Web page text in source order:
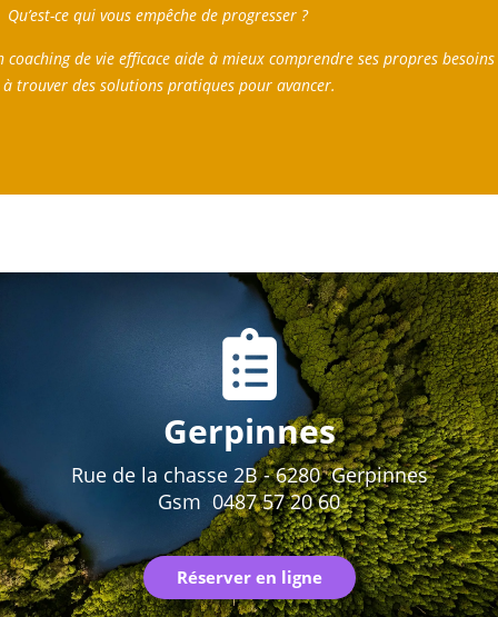
Qu’est-ce qui vous empêche de progresser ?
coaching de vie efficace aide à mieux comprendre ses propres besoins
trouver des solutions pratiques pour avancer.
Gerpinnes
Rue de la chasse 2B - 6280 Gerpinnes
Gsm 0487 57 20 60
Réserver en ligne